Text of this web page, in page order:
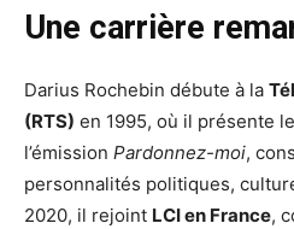
Une carrière
Darius Rochebin débute à la
(RTS) en 1995, où il présente
l’émission Pardonnez-moi,
personnalités politiques,
2020, il rejoint LCI en France,